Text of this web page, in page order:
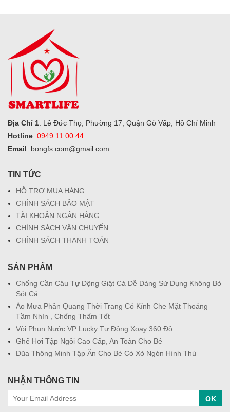
Địa Chỉ 1: Lê Đức Thọ, Phường 17, Quận Gò Vấp, Hồ Chí Minh
Hotline: 0949.11.00.44
Email: bongfs.com@gmail.com
TIN TỨC
HỖ TRỢ MUA HÀNG
CHÍNH SÁCH BẢO MẬT
TÀI KHOẢN NGÂN HÀNG
CHÍNH SÁCH VẬN CHUYỂN
CHÍNH SÁCH THANH TOÁN
SẢN PHẨM
Chống Cần Câu Tự Động Giật Cá Dễ Dàng Sử Dụng Không Bỏ
Sót Cá
Áo Mưa Phản Quang Thời Trang Có Kính Che Mặt Thoáng
Tầm Nhìn , Chống Thấm Tốt
Vòi Phun Nước VP Lucky Tự Động Xoay 360 Độ
Ghế Hơi Tập Ngồi Cao Cấp, An Toàn Cho Bé
Đũa Thông Minh Tập Ăn Cho Bé Có Xỏ Ngón Hình Thú
NHẬN THÔNG TIN
OK